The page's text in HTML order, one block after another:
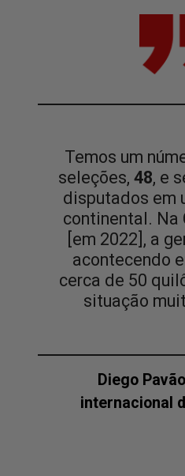
Temos um
seleções, 48, e
disputados em
continental. Na
[em 2022], a
acontecendo
cerca de 50
situação
Diego
internacional